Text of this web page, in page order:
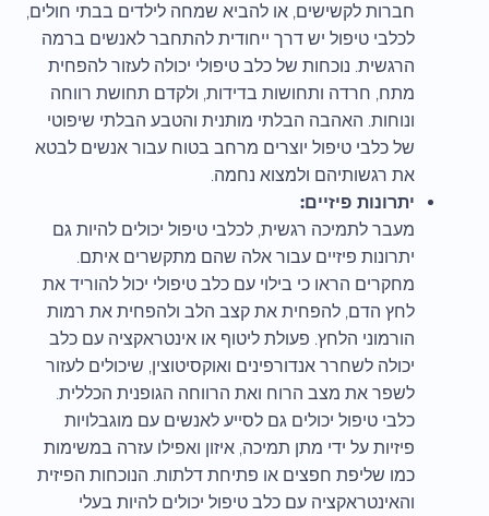
חברות לקשישים, או להביא שמחה לילדים בבתי חולים,
לכלבי טיפול יש דרך ייחודית להתחבר לאנשים ברמה
הרגשית. נוכחות של כלב טיפולי יכולה לעזור להפחית
מתח, חרדה ותחושות בדידות, ולקדם תחושת רווחה
ונוחות. האהבה הבלתי מותנית והטבע הבלתי שיפוטי
של כלבי טיפול יוצרים מרחב בטוח עבור אנשים לבטא
את רגשותיהם ולמצוא נחמה.
יתרונות פיזיים:
מעבר לתמיכה רגשית, לכלבי טיפול יכולים להיות גם
יתרונות פיזיים עבור אלה שהם מתקשרים איתם.
מחקרים הראו כי בילוי עם כלב טיפולי יכול להוריד את
לחץ הדם, להפחית את קצב הלב ולהפחית את רמות
הורמוני הלחץ. פעולת ליטוף או אינטראקציה עם כלב
יכולה לשחרר אנדורפינים ואוקסיטוצין, שיכולים לעזור
לשפר את מצב הרוח ואת הרווחה הגופנית הכללית.
כלבי טיפול יכולים גם לסייע לאנשים עם מוגבלויות
פיזיות על ידי מתן תמיכה, איזון ואפילו עזרה במשימות
כמו שליפת חפצים או פתיחת דלתות. הנוכחות הפיזית
והאינטראקציה עם כלב טיפול יכולים להיות בעלי